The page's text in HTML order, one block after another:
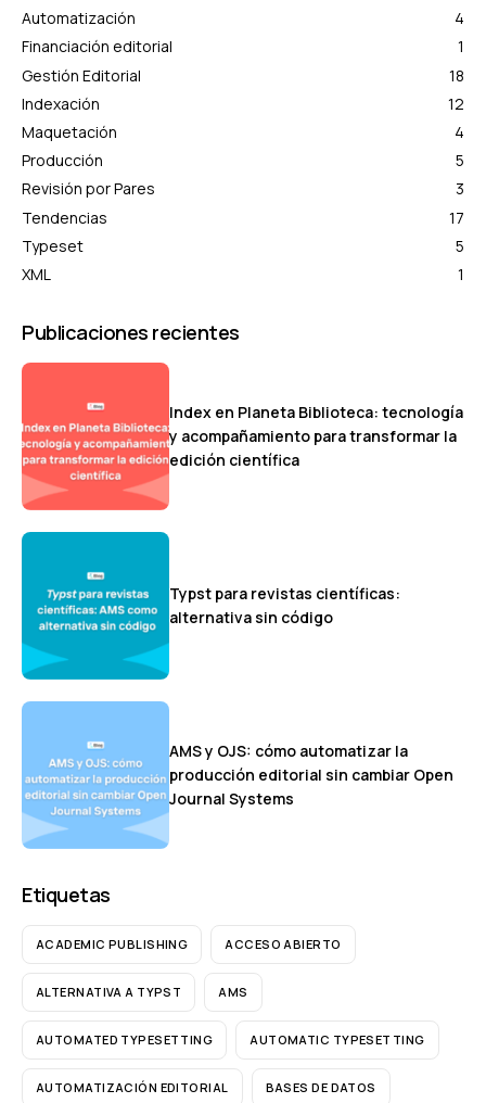
Automatización
4
Financiación editorial
1
Gestión Editorial
18
Indexación
12
Maquetación
4
Producción
5
Revisión por Pares
3
Tendencias
17
Typeset
5
XML
1
Publicaciones recientes
Index en Planeta Biblioteca: tecnología
y acompañamiento para transformar la
edición científica
Typst para revistas científicas:
alternativa sin código
AMS y OJS: cómo automatizar la
producción editorial sin cambiar Open
Journal Systems
Etiquetas
ACADEMIC PUBLISHING ACCESO ABIERTO
ALTERNATIVA A TYPST AMS
AUTOMATED TYPESETTING AUTOMATIC TYPESETTING
AUTOMATIZACIÓN EDITORIAL BASES DE DATOS